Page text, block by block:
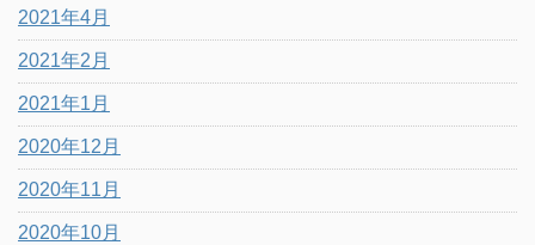
2021年4月
2021年2月
2021年1月
2020年12月
2020年11月
2020年10月